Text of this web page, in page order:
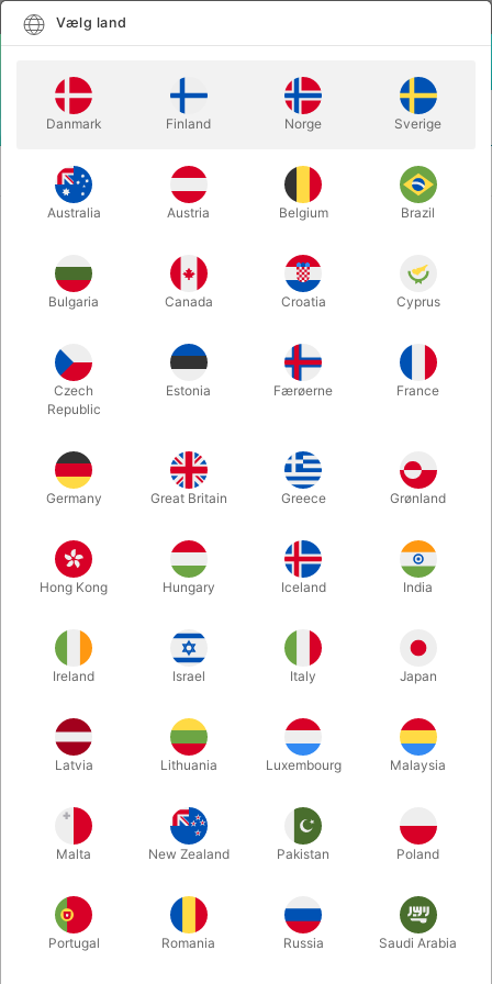
CLOSE-UP
TRYLLERI
CHOCOLATE FOREVER - Hernan
Maccagno
Maccagno
Varenummer:
DKK 550,00
Køb nu Gem
Vælg land
Danmark Finland Norge Sverige
Australia Austria Belgium Brazil
Bulgaria Canada Croatia Cyprus
Czech
Republic
Estonia Færøerne France
Germany Great Britain Greece Grønland
Hong Kong Hungary Iceland India
Ireland Israel Italy Japan
Latvia Lithuania Luxembourg Malaysia
Malta New Zealand Pakistan Poland
Portugal Romania Russia Saudi Arabia